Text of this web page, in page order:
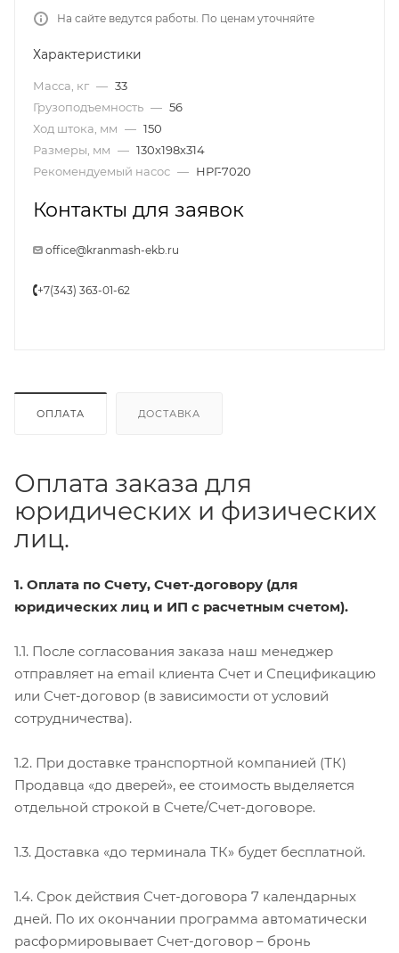
На сайте ведутся работы. По ценам уточняйте
Характеристики
Масса, кг — 33
Грузоподъемность — 56
Ход штока, мм — 150
Размеры, мм — 130х198х314
Рекомендуемый насос — НРГ-7020
Контакты для заявок
office@kranmash-ekb.ru
+7(343) 363-01-62
ОПЛАТА ДОСТАВКА
Оплата заказа для
юридических и физических
лиц.
1. Оплата по Счету, Счет-договору (для
юридических лиц и ИП с расчетным счетом).
1.1. После согласования заказа наш менеджер
отправляет на email клиента Счет и Спецификацию
или Счет-договор (в зависимости от условий
сотрудничества).
1.2. При доставке транспортной компанией (ТК)
Продавца «до дверей», ее стоимость выделяется
отдельной строкой в Счете/Счет-договоре.
1.3. Доставка «до терминала ТК» будет бесплатной.
1.4. Срок действия Счет-договора 7 календарных
дней. По их окончании программа автоматически
расформировывает Счет-договор – бронь